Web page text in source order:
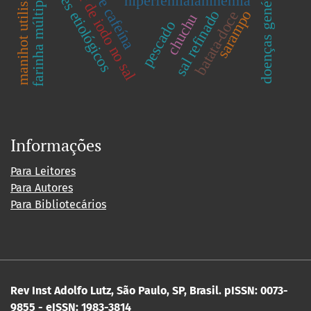
pescadosal refinado
teor de iodo no sal doenças genéticas
chuchubatata-doce
farinha múltipla sarampo
Informações
Para Leitores
Para Autores
Para Bibliotecários
Rev Inst Adolfo Lutz, São Paulo, SP, Brasil. pISSN: 0073-
9855 - eISSN: 1983-3814